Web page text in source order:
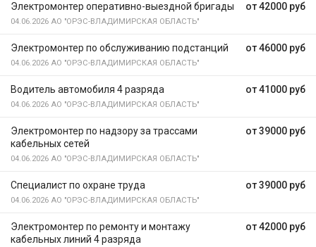
от 42000 руб
Электромонтер оперативно-выездной бригады
04.06.2026 АО "ОРЭС-ВЛАДИМИРСКАЯ ОБЛАСТЬ"
от 46000 руб
Электромонтер по обслуживанию подстанций
04.06.2026 АО "ОРЭС-ВЛАДИМИРСКАЯ ОБЛАСТЬ"
от 41000 руб
Водитель автомобиля 4 разряда
04.06.2026 АО "ОРЭС-ВЛАДИМИРСКАЯ ОБЛАСТЬ"
от 39000 руб
Электромонтер по надзору за трассами
кабельных сетей
04.06.2026 АО "ОРЭС-ВЛАДИМИРСКАЯ ОБЛАСТЬ"
от 39000 руб
Специалист по охране труда
04.06.2026 АО "ОРЭС-ВЛАДИМИРСКАЯ ОБЛАСТЬ"
от 42000 руб
Электромонтер по ремонту и монтажу
кабельных линий 4 разряда